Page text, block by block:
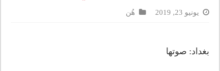
يونيو 23, 2019 هُن
بغداد: صوتها